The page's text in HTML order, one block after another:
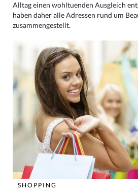
Alltag einen wohltuenden Ausgleich
haben daher alle Adressen rund um
zusammengestellt.
SHOPPING